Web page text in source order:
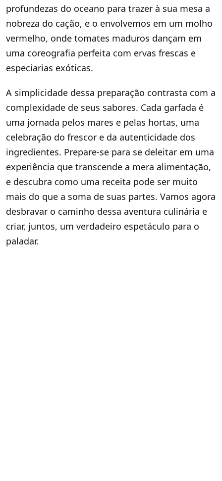
profundezas do oceano para trazer à sua mesa a
nobreza do cação, e o envolvemos em um molho
vermelho, onde tomates maduros dançam em
uma coreografia perfeita com ervas frescas e
especiarias exóticas.
A simplicidade dessa preparação contrasta com a
complexidade de seus sabores. Cada garfada é
uma jornada pelos mares e pelas hortas, uma
celebração do frescor e da autenticidade dos
ingredientes. Prepare-se para se deleitar em uma
experiência que transcende a mera alimentação,
e descubra como uma receita pode ser muito
mais do que a soma de suas partes. Vamos agora
desbravar o caminho dessa aventura culinária e
criar, juntos, um verdadeiro espetáculo para o
paladar.